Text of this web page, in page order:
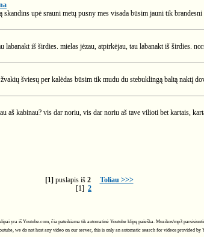
upė srauni metų pusny mes visada būsim jauni tik
iš širdies. mielas jėzau, atpirkėjau, tau labanakt iš širdies.
šviesų per kalėdas būsim tik mudu du stebuklingą baltą naktį
aš kabinau? vis dar noriu, vis dar noriu aš tave vilioti bet kartais,
[1] puslapis iš 2
Toliau >>>
[1] 2
yra iš Youtube.com, čia pateikiama tik automatinė Youtube klipų paieška. Muzikos/mp3
we do not host any video on our server, this is only an automatic search for videos provided by